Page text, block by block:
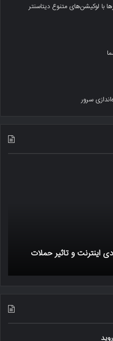
با لوکیشن‌های متنوع دیتاسنتر
سرور
اینترنت و تاثیر حملات